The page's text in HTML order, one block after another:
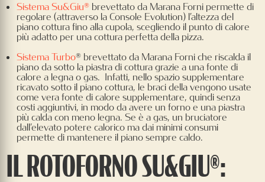
Sistema Su&Giu® brevettato da Marana Forni permette di
regolare (attraverso la Console Evolution) l’altezza del
piano cottura fino alla cupola, scegliendo il punto di calore
più adatto per una cottura perfetta della pizza.
Sistema Turbo® brevettato da Marana Forni che riscalda il
piano da sotto la piastra di cottura grazie a una fonte di
calore a legna o gas. Infatti, nello spazio supplementare
ricavato sotto il piano cottura, le braci della vengono usate
come vera fonte di calore supplementare, quindi senza
costi aggiuntivi, in modo da avere un forno e una piastra
più calda con meno legna. Se è a gas, un bruciatore
dall’elevato potere calorico ma dai minimi consumi
permette di mantenere il piano sempre caldo.
IL ROTOFORNO SU&GIU®: